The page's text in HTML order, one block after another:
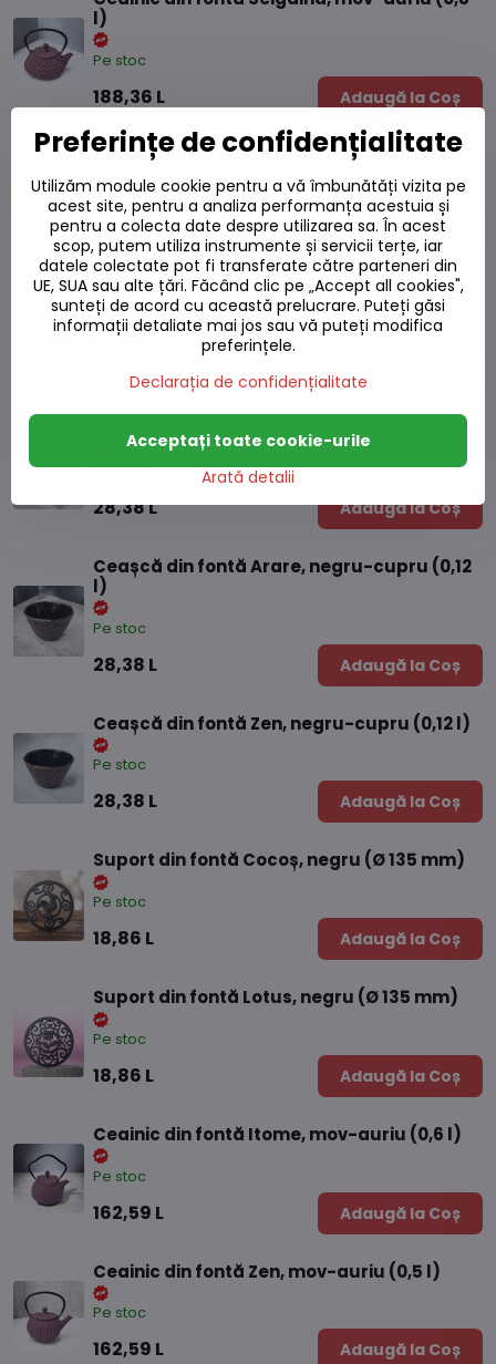
l)
Pe stoc
188,36 L Adaugă la Coș
Ceainic din fontă Arare, negru-cupru (0,8 l)
Pe stoc
188,36 L Adaugă la Coș
Ceașcă din fontă Sakura, mentolat (0,06 l)
Pe stoc
26,35 L Adaugă la Coș
Ceașcă din fontă Itome, petrol (0,12 l)
Pe stoc
28,38 L Adaugă la Coș
Ceașcă din fontă Arare, negru-cupru (0,12
l)
Pe stoc
28,38 L Adaugă la Coș
Ceașcă din fontă Zen, negru-cupru (0,12 l)
Pe stoc
28,38 L Adaugă la Coș
Suport din fontă Cocoș, negru (Ø 135 mm)
Pe stoc
18,86 L Adaugă la Coș
Suport din fontă Lotus, negru (Ø 135 mm)
Pe stoc
18,86 L Adaugă la Coș
Ceainic din fontă Itome, mov-auriu (0,6 l)
Pe stoc
162,59 L Adaugă la Coș
Ceainic din fontă Zen, mov-auriu (0,5 l)
Pe stoc
162,59 L Adaugă la Coș
Preferințe de confidențialitate
Utilizăm module cookie pentru a vă îmbunătăți vizita pe
acest site, pentru a analiza performanța acestuia și
pentru a colecta date despre utilizarea sa. În acest
scop, putem utiliza instrumente și servicii terțe, iar
datele colectate pot fi transferate către parteneri din
UE, SUA sau alte țări. Făcând clic pe „Accept all cookies",
sunteți de acord cu această prelucrare. Puteți găsi
informații detaliate mai jos sau vă puteți modifica
preferințele.
Declarația de confidențialitate
Arată detalii
Acceptați toate cookie-urile